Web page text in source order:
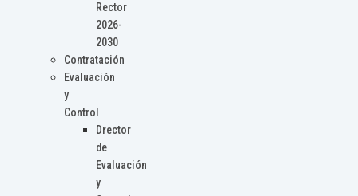
Rector
2026-
2030
Contratación
Evaluación
y
Control
Drector
de
Evaluación
y